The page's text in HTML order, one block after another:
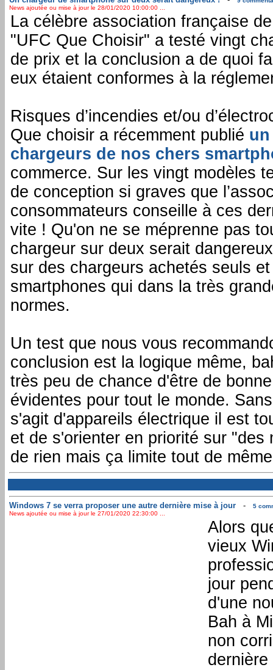
News ajoutée ou mise à jour le 28/01/2020 10:00:00 ...
La célèbre association française
"UFC Que Choisir" a testé vingt
de prix et la conclusion a de quoi
eux étaient conformes à la
Risques d’incendies et/ou
Que choisir a récemment publié
chargeurs de nos chers
commerce. Sur les vingt modèles
de conception si graves que
consommateurs conseille à ces
vite ! Qu'on ne se méprenne pas
chargeur sur deux serait
sur des chargeurs achetés seuls
smartphones qui dans la très
normes.
Un test que nous vous
conclusion est la logique même,
très peu de chance d'être de
évidentes pour tout le monde.
s'agit d'appareils électrique il est
et de s'orienter en priorité sur
de rien mais ça limite tout de
Windows 7 se verra proposer une autre dernière mise à jour -
5
News ajoutée ou mise à jour le 27/01/2020 22:30:00 ...
Alors
vieux
jour
d'une
Bah à
non